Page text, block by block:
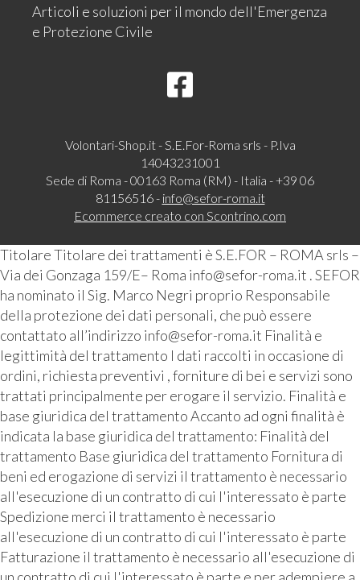
Articoli e soluzioni per il mondo dell'Emergenza
e Protezione Civile
Volontari-Shop.it - S.E.For-Roma srls - P.Iva
14043231001
Sede di Roma - 00163 Roma (RM) - Italia - +39 06
81156516 - info@sefor-roma.it
Ecommerce creato con Scontrino.com
Titolare Titolare dei trattamenti è S.E.FOR – ROMA srls –
Via dei Gonzaga 159/E– Roma info@sefor-roma.it . SEFOR
ha nominato il Sig. Marco Negri proprio Responsabile
della protezione dei dati personali, che può essere
contattato all’indirizzo info@sefor-roma.it Finalità e
legittimità del trattamento I dati raccolti in occasione di
ordini, richiesta preventivi , forniture di bei e servizi sono
trattati principalmente per erogare il servizio. Finalità e
base giuridica del trattamento Accanto ad ogni finalità è
indicata la base giuridica del trattamento: Finalità del
trattamento Base giuridica del trattamento Fornitura di
beni ed erogazione di servizi il trattamento è necessario
all'esecuzione di un contratto di cui l'interessato è parte
Spedizione merci il trattamento è necessario
all'esecuzione di un contratto di cui l'interessato è parte
Fatturazione il trattamento è necessario all'esecuzione di